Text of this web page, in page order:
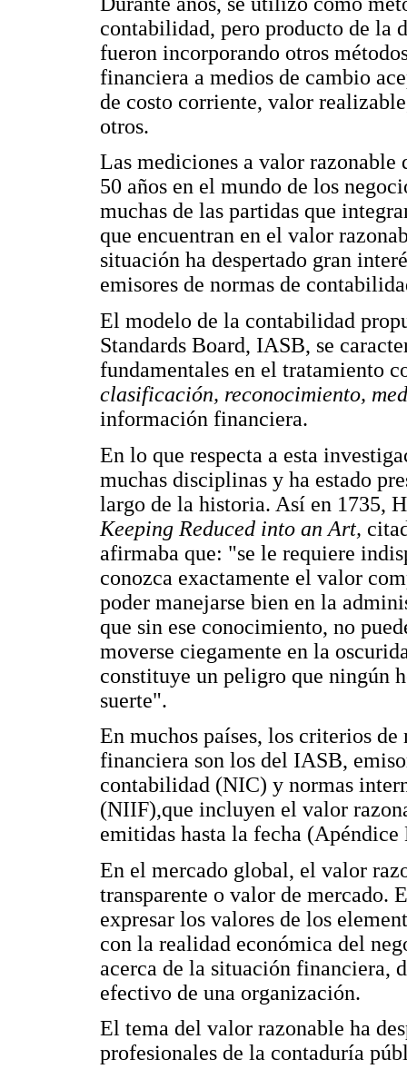
contabilidad, pero producto de la
fueron incorporando otros
financiera a medios de cambio
de costo corriente, valor
otros.
Las mediciones a valor razonable
50 años en el mundo de los
muchas de las partidas que
que encuentran en el valor
situación ha despertado gran
emisores de normas de
El modelo de la contabilidad
Standards Board, IASB, se
fundamentales en el tratamiento
clasificación, reconocimiento,
información financiera.
En lo que respecta a esta
muchas disciplinas y ha estado
largo de la historia. Así en 1735,
Keeping Reduced into an Art,
afirmaba que: "se le requiere
conozca exactamente el valor
poder manejarse bien en la
que sin ese conocimiento, no
moverse ciegamente en la
constituye un peligro que ningún
suerte".
En muchos países, los criterios
financiera son los del IASB,
contabilidad (NIC) y normas
(NIIF),que incluyen el valor
emitidas hasta la fecha
En el mercado global, el valor
transparente o valor de mercado.
expresar los valores de los
con la realidad económica del
acerca de la situación financiera,
efectivo de una organización.
El tema del valor razonable ha
profesionales de la contaduría